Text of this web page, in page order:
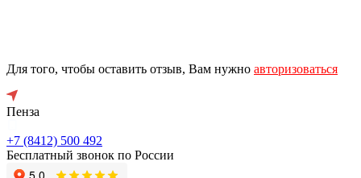
Для того, чтобы оставить отзыв, Вам нужно авторизоваться
Пенза
+7 (8412) 500 492
Бесплатный звонок по России